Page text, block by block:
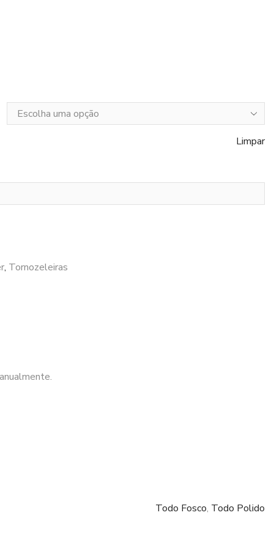
Limpar
, Tornozeleiras
Todo Fosco, Todo Polido